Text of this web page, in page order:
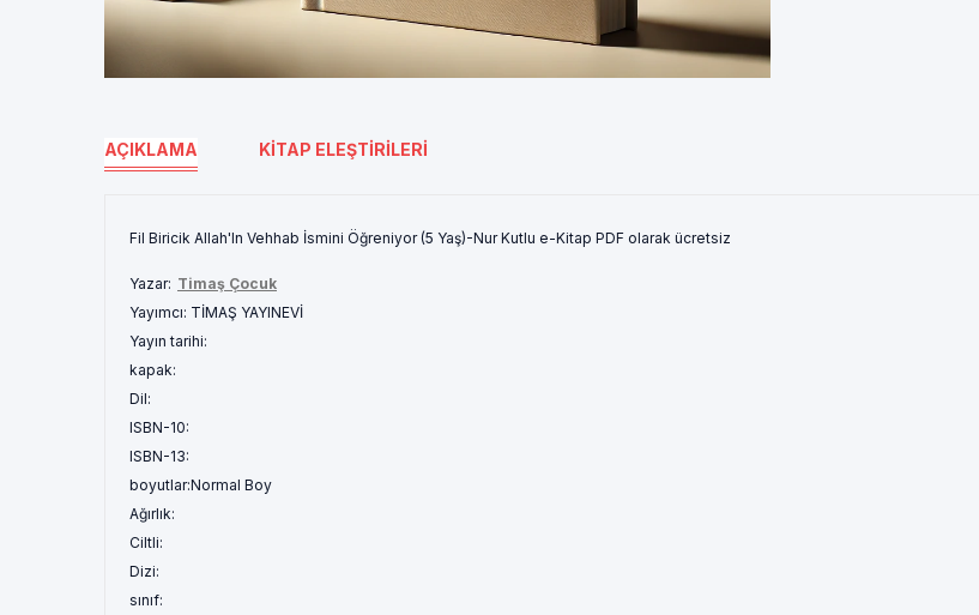
AÇIKLAMA KITAP ELEŞTIRILERI
Fil Biricik Allah'In Vehhab İsmini Öğreniyor (5 Yaş)-Nur Kutlu e-Kitap PDF olarak ücretsiz
Yazar: Timaş Çocuk
Yayımcı: TİMAŞ YAYINEVİ
Yayın tarihi:
kapak:
Dil:
ISBN-10:
ISBN-13:
boyutlar:Normal Boy
Ağırlık:
Ciltli:
Dizi:
sınıf: